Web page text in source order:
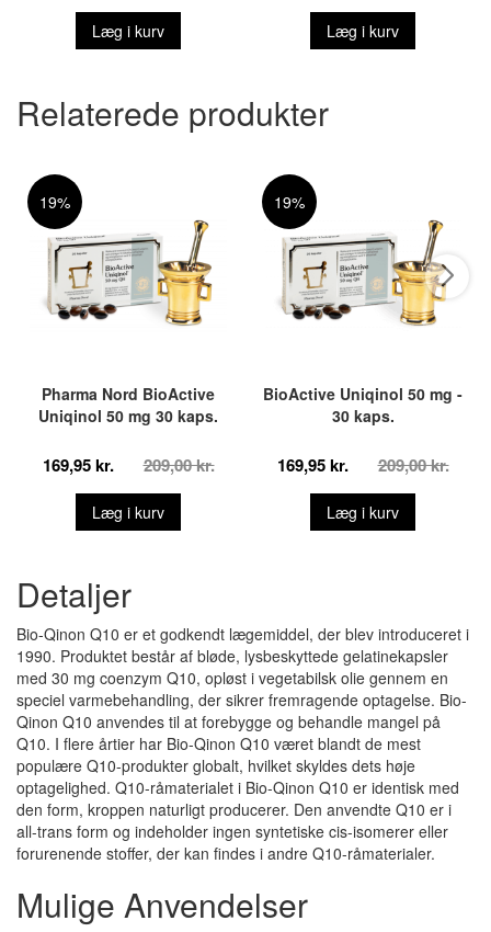
Læg i kurv Læg i kurv
Relaterede produkter
19%
Pharma Nord BioActive
Uniqinol 50 mg 30 kaps.
169,95 kr. 209,00 kr.
Læg i kurv
19%
BioActive Uniqinol 50 mg -
30 kaps.
169,95 kr. 209,00 kr.
Læg i kurv
Detaljer
Bio-Qinon Q10 er et godkendt lægemiddel, der blev introduceret i
1990. Produktet består af bløde, lysbeskyttede gelatinekapsler
med 30 mg coenzym Q10, opløst i vegetabilsk olie gennem en
speciel varmebehandling, der sikrer fremragende optagelse. Bio-
Qinon Q10 anvendes til at forebygge og behandle mangel på
Q10. I flere årtier har Bio-Qinon Q10 været blandt de mest
populære Q10-produkter globalt, hvilket skyldes dets høje
optagelighed. Q10-råmaterialet i Bio-Qinon Q10 er identisk med
den form, kroppen naturligt producerer. Den anvendte Q10 er i
all-trans form og indeholder ingen syntetiske cis-isomerer eller
forurenende stoffer, der kan findes i andre Q10-råmaterialer.
Mulige Anvendelser